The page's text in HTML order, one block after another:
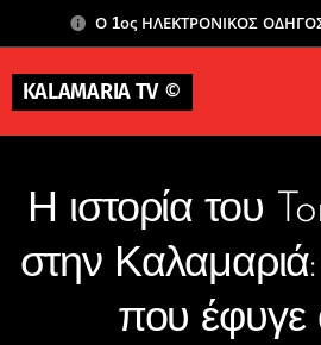
Ο 1ος ΗΛΕΚΤΡΟΝΙΚΟΣ
KALAMARIA TV©
Η ιστορία του
στην
που έφυγε